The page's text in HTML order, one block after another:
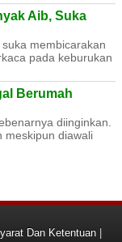
Aib, Suka
membicarakan
pada keburukan
Berumah
diinginkan.
meskipun diawali
Dan Ketentuan